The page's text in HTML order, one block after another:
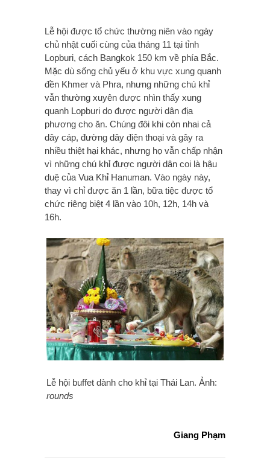
Lễ hội được tổ chức thường niên vào ngày
chủ nhật cuối cùng của tháng 11 tại tỉnh
Lopburi, cách Bangkok 150 km về phía Bắc.
Mặc dù sống chủ yếu ở khu vực xung quanh
đền Khmer và Phra, nhưng những chú khỉ
vẫn thường xuyên được nhìn thấy xung
quanh Lopburi do được người dân địa
phương cho ăn. Chúng đôi khi còn nhai cả
dây cáp, đường dây điện thoại và gây ra
nhiều thiệt hại khác, nhưng họ vẫn chấp nhận
vì những chú khỉ được người dân coi là hậu
duệ của Vua Khỉ Hanuman. Vào ngày này,
thay vì chỉ được ăn 1 lần, bữa tiệc được tổ
chức riêng biệt 4 lần vào 10h, 12h, 14h và
16h.
Lễ hội buffet dành cho khỉ tại Thái Lan. Ảnh:
rounds
Giang Phạm